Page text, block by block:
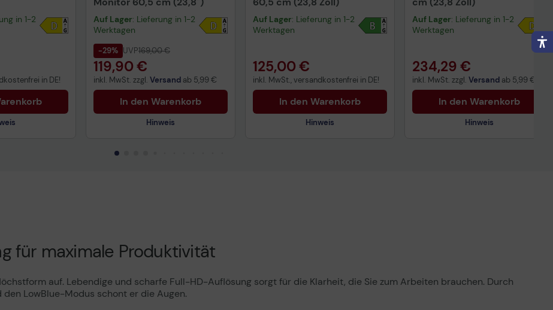
in 1-2
in DE!
Auf Lager: Lieferung in 1-2
Werktagen
-29% UVP169,00 €
119,90 €
inkl. MwSt. zzgl. Versand ab 5,99 €
In den Warenkorb
Hinweis
Auf Lager: Lieferung in 1-2
Werktagen
125,00 €
inkl. MwSt., versandkostenfrei in DE!
In den Warenkorb
Hinweis
Auf Lager: Lieferung in 1-2
Werktagen
234,29 €
inkl. MwSt. zzgl. Versand ab 5,99 €
In den Warenkorb
Hinweis
für maximale Produktivität
auf. Lebendige und scharfe Full-HD-Auflösung sorgt für die Klarheit, die Sie zum Arbeiten brauchen. Durch
LowBlue-Modus schont er die Augen.